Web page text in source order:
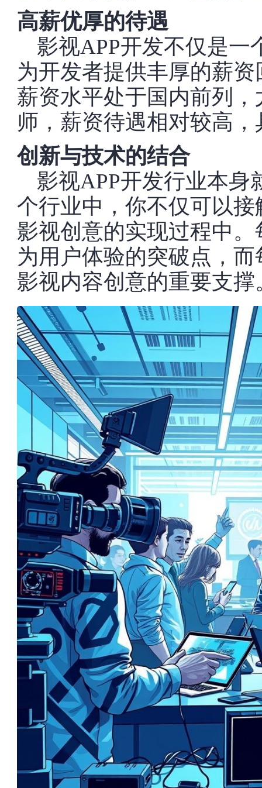
高薪优厚的待遇
影视APP开发不仅是
为开发者提供丰厚的薪
薪资水平处于国内前列
师，薪资待遇相对较高
创新与技术的结合
影视APP开发行业本
个行业中，你不仅可以
影视创意的实现过程中
为用户体验的突破点，
影视内容创意的重要支撑